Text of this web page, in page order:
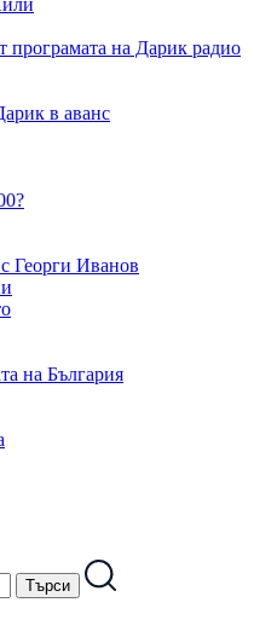
програмата на Дарик радио
в аванс
Георги Иванов
на България